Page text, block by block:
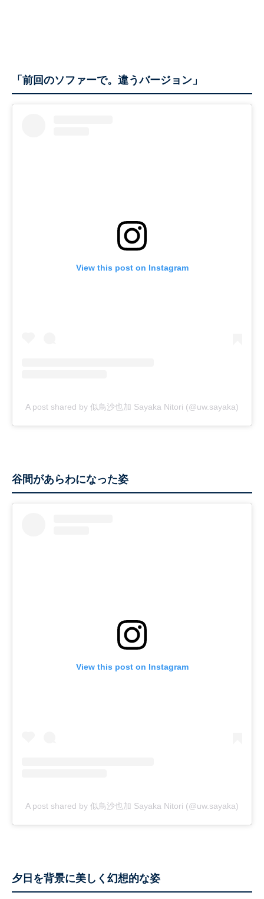
「前回のソファーで。違うバージョン」
View this post on Instagram
A post shared by 似鳥沙也加 Sayaka Nitori (@uw.sayaka)
谷間があらわになった姿
View this post on Instagram
A post shared by 似鳥沙也加 Sayaka Nitori (@uw.sayaka)
夕日を背景に美しく幻想的な姿